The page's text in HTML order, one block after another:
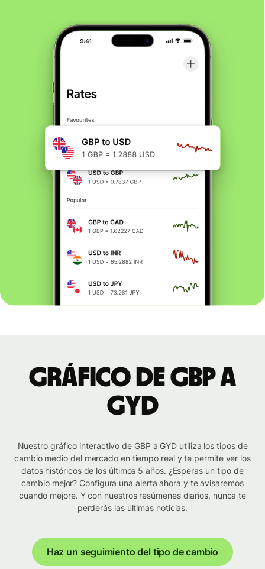
Gráfico de GBP a
GYD
Nuestro gráfico interactivo de GBP a GYD utiliza los tipos de
cambio medio del mercado en tiempo real y te permite ver los
datos históricos de los últimos 5 años. ¿Esperas un tipo de
cambio mejor? Configura una alerta ahora y te avisaremos
cuando mejore. Y con nuestros resúmenes diarios, nunca te
perderás las últimas noticias.
Haz un seguimiento del tipo de cambio